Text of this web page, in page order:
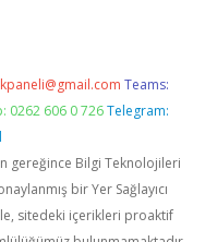
Teams:
0262 606 0 726 Telegram:
gereğince Bilgi Teknolojileri
bir Yer Sağlayıcı
sitedeki içerikleri proaktif